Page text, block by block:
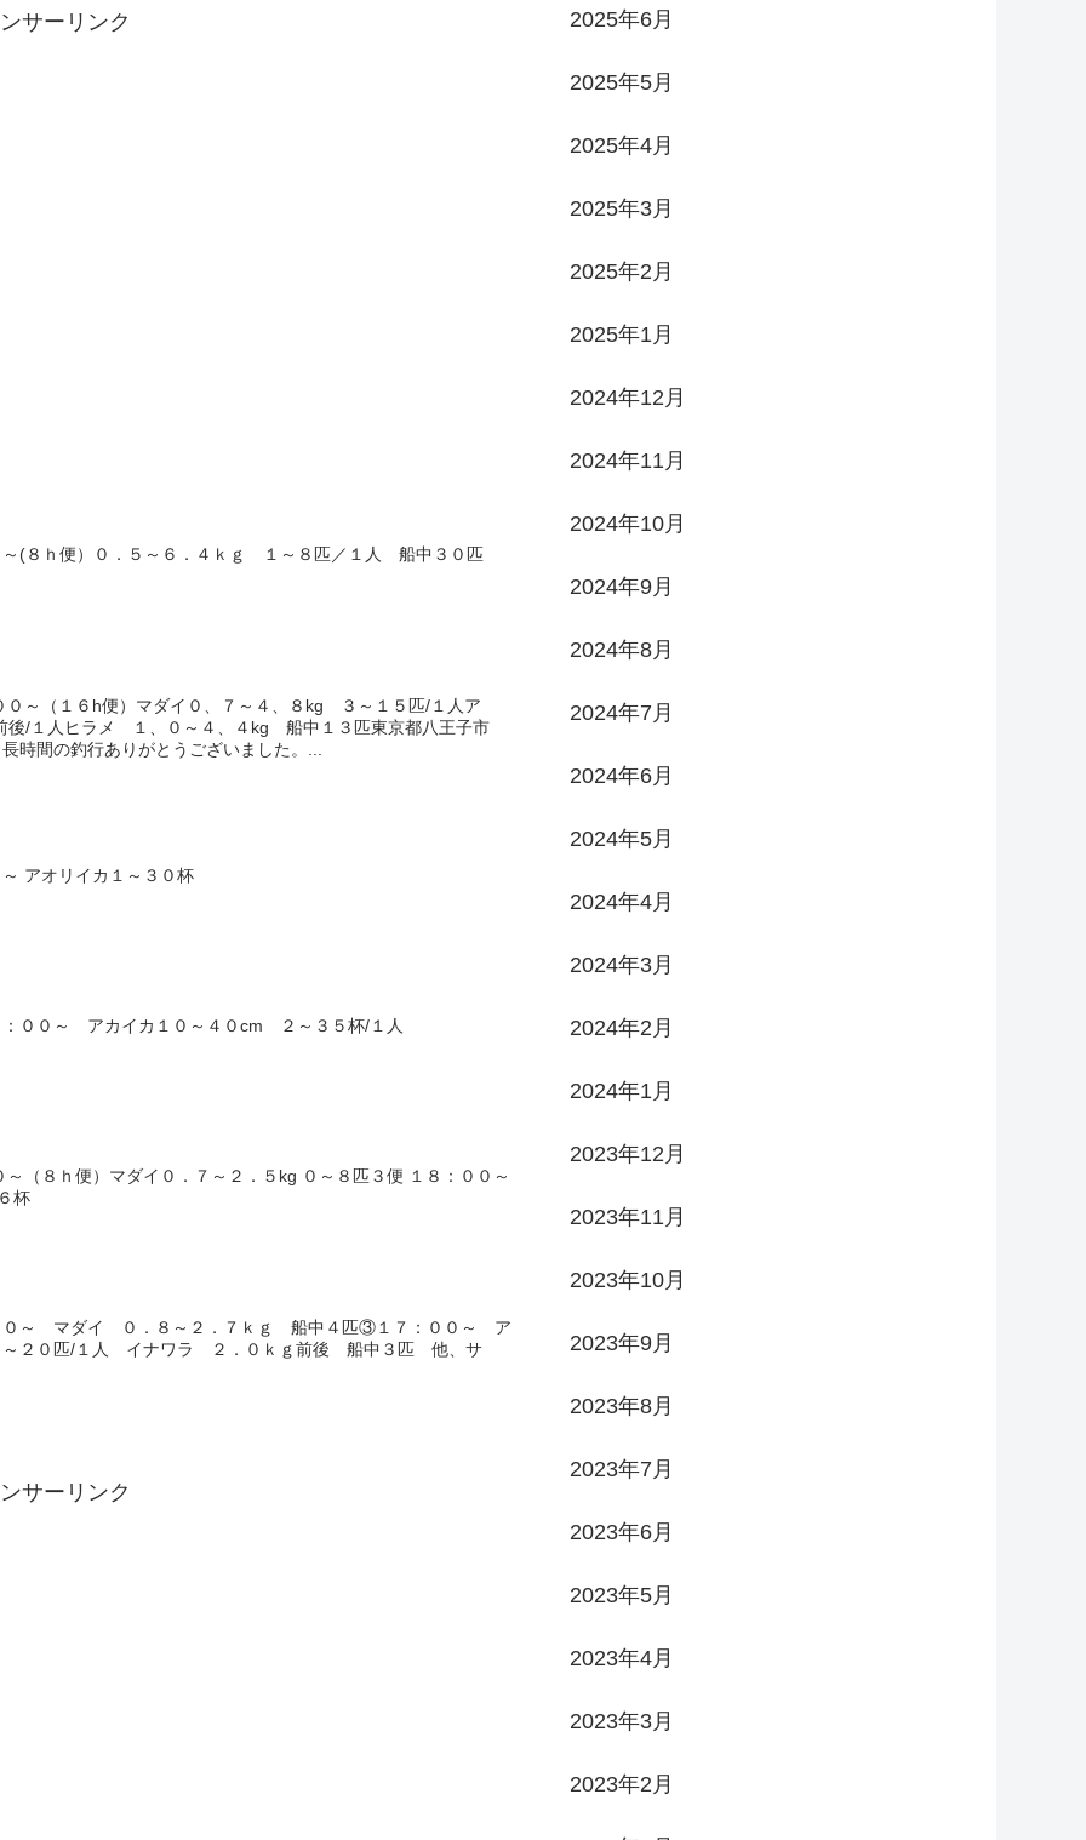
サーリンク
(８ｈ便）０．５～６．４ｋｇ １～８匹／１人 船中３０匹
～（１６h便）マダイ０、７～４、８kg ３～１５匹/１人ア
/１人ヒラメ １、０～４、４kg 船中１３匹東京都八王子市
時間の釣行ありがとうございました。...
アオリイカ１～３０杯
００～ アカイカ１０～４０cm ２～３５杯/１人
（８ｈ便）マダイ０．７～２．５kg ０～８匹３便 １８：００～
杯
０～ マダイ ０．８～２．７ｋｇ 船中４匹③１７：００～ ア
２０匹/１人 イナワラ ２．０ｋｇ前後 船中３匹 他、サ
サーリンク
2025年6月
2025年5月
2025年4月
2025年3月
2025年2月
2025年1月
2024年12月
2024年11月
2024年10月
2024年9月
2024年8月
2024年7月
2024年6月
2024年5月
2024年4月
2024年3月
2024年2月
2024年1月
2023年12月
2023年11月
2023年10月
2023年9月
2023年8月
2023年7月
2023年6月
2023年5月
2023年4月
2023年3月
2023年2月